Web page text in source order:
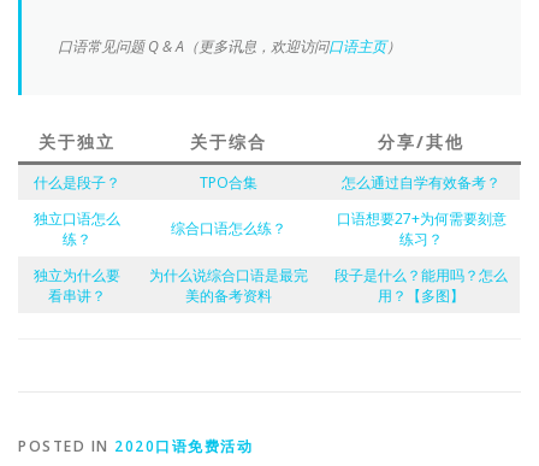
口语常见问题 Q & A（更多讯息，欢迎访问口语主页）
关于独立 关于综合 分享/其他
什么是段子？ TPO合集
怎么通过自学有效备考？
独立口语怎么
练？
综合口语怎么练？
口语想要27+为何需要刻意
练习？
独立为什么要
看串讲？
为什么说综合口语是最完
美的备考资料
段子是什么？能用吗？怎么
用？【多图】
POSTED IN 2020口语免费活动